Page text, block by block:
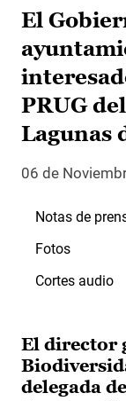
El
PRUG
Lagunas
06 de
El director
delegada
Notas de
Fotos
Cortes audio